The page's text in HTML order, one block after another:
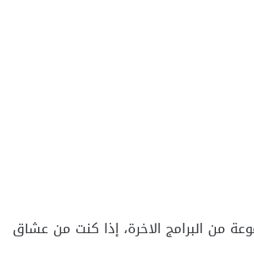
من البرامج الاخرة، إذا كنت من عشاق